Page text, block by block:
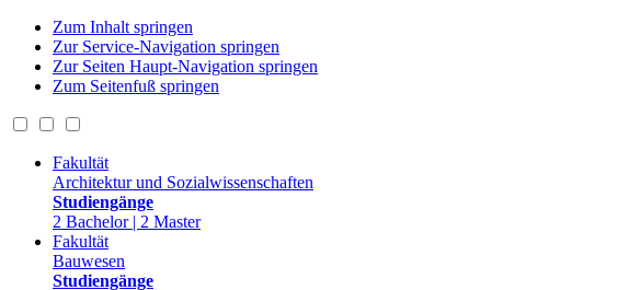
Zum Inhalt springen
Zur Service-Navigation springen
Zur Seiten Haupt-Navigation springen
Zum Seitenfuß springen
Fakultät
Architektur und Sozialwissenschaften
Studiengänge
2 Bachelor | 2 Master
Fakultät
Bauwesen
Studiengänge